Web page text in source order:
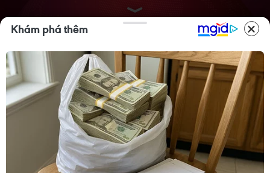
Đẹp Fashion Show 10: Bữa tiệc thời
trang, đam mê
17/10/2011 00:00
Hình ảnh hậu trường làm tóc Đẹp
Fashion Show 10
Khám phá thêm